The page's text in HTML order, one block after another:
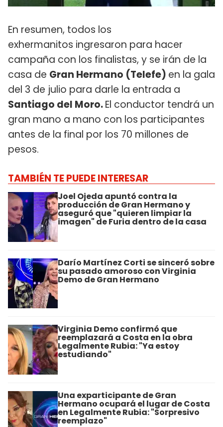
En resumen, todos los
exhermanitos ingresaron para hacer
campaña con los finalistas, y se irán de la
casa de Gran Hermano (Telefe) en la gala
del 3 de julio para darle la entrada a
Santiago del Moro.El conductor tendrá un
gran mano a mano con los participantes
antes de la final por los 70 millones de
pesos.
TAMBIÉN TE PUEDE INTERESAR
Joel Ojeda apuntó contra la
producción de Gran Hermano y
aseguró que "quieren limpiar la
imagen" de Furia dentro de la casa
Darío Martínez Corti se sinceró sobre
su pasado amoroso con Virginia
Demo de Gran Hermano
Virginia Demo confirmó que
reemplazará a Costa en la obra
Legalmente Rubia: "Ya estoy
estudiando"
Una exparticipante de Gran
Hermano ocupará el lugar de Costa
en Legalmente Rubia: "Sorpresivo
reemplazo"